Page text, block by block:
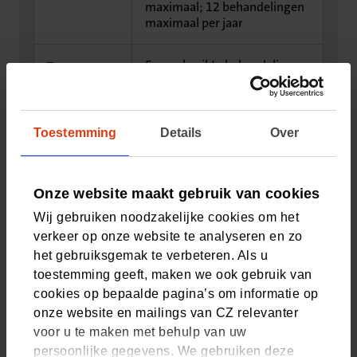
Toestemming Details Over
Onze website maakt gebruik van cookies
Wij gebruiken noodzakelijke cookies om het
verkeer op onze website te analyseren en zo
het gebruiksgemak te verbeteren. Als u
toestemming geeft, maken we ook gebruik van
cookies op bepaalde pagina’s om informatie op
onze website en mailings van CZ relevanter
voor u te maken met behulp van uw
persoonlijke gegevens. We gebruiken deze
maximaal; 12 behandelingen
maximaal per jaar
Top
5 ongebruikte behandelingen
maximaal; 20 behandelingen
Jongeren
5 ongebruikte behandelingen
maximaal; U bent 18 jaar of
maximaal per jaar
50+
5 ongebruikte behandelingen
maximaal; 13 behandelingen
maximaal per jaar
Bent u verzekerd bij CZdirect en staat uw aanvullende
verzekering hier niet bij? Bekijk dan uw vergoeding in
of deCZ app.